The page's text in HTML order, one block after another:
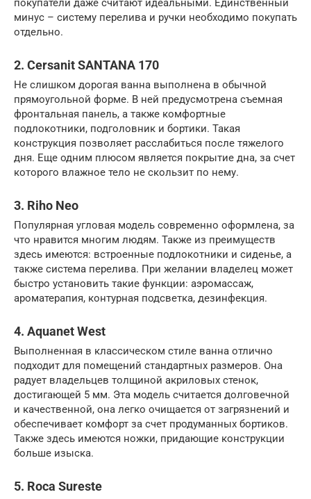
покупатели даже считают идеальными. Единственный
минус – систему перелива и ручки необходимо покупать
отдельно.
2. Cersanit SANTANA 170
Не слишком дорогая ванна выполнена в обычной
прямоугольной форме. В ней предусмотрена съемная
фронтальная панель, а также комфортные
подлокотники, подголовник и бортики. Такая
конструкция позволяет расслабиться после тяжелого
дня. Еще одним плюсом является покрытие дна, за счет
которого влажное тело не скользит по нему.
3. Riho Neo
Популярная угловая модель современно оформлена, за
что нравится многим людям. Также из преимуществ
здесь имеются: встроенные подлокотники и сиденье, а
также система перелива. При желании владелец может
быстро установить такие функции: аэромассаж,
ароматерапия, контурная подсветка, дезинфекция.
4. Aquanet West
Выполненная в классическом стиле ванна отлично
подходит для помещений стандартных размеров. Она
радует владельцев толщиной акриловых стенок,
достигающей 5 мм. Эта модель считается долговечной
и качественной, она легко очищается от загрязнений и
обеспечивает комфорт за счет продуманных бортиков.
Также здесь имеются ножки, придающие конструкции
больше изыска.
5. Roca Sureste